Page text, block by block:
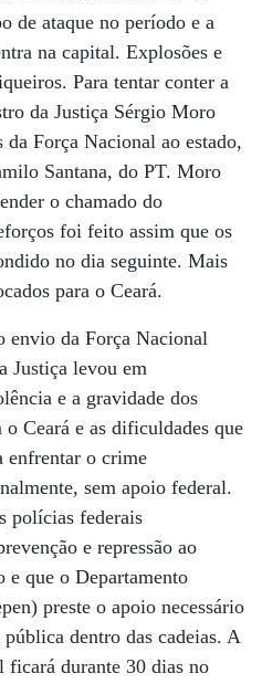
de ataque no período e a
na capital. Explosões e
Para tentar conter a
da Justiça Sérgio Moro
Força Nacional ao estado,
Santana, do PT. Moro
o chamado do
foi feito assim que os
no dia seguinte. Mais
para o Ceará.
envio da Força Nacional
Justiça levou em
e a gravidade dos
Ceará e as dificuldades que
enfrentar o crime
sem apoio federal.
polícias federais
e repressão ao
e que o Departamento
preste o apoio necessário
pública dentro das cadeias. A
durante 30 dias no